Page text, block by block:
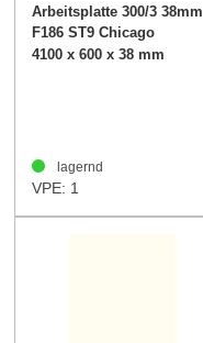
Arbeitsplatte 300/3 38mm
F186 ST9 Chicago
Concrete hellgrau
4100 x 600 x 38 mm
lagernd
VPE: 1